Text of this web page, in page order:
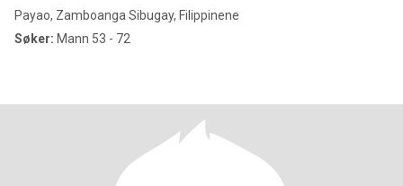
Payao, Zamboanga Sibugay, Filippinene
Søker: Mann 53 - 72